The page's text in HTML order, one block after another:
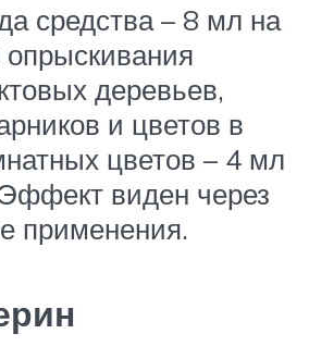
средства – 8 мл на
деревьев,
и цветов в
цветов – 4 мл
виден через
применения.